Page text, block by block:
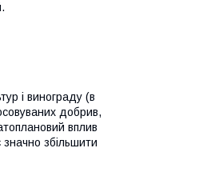
і винограду (в
добрив,
вплив
збільшити